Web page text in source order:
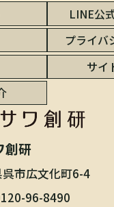
LINE公
プライバ
サイ
創研
市広文化町6-4
96-8490